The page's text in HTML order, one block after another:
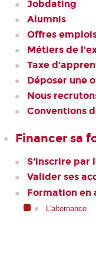
Jobdating
Alumnis
Offres
Métiers de
Taxe
Déposer une
Nous
Conventions
Financer sa
S'inscrire par
Valider ses
Formation en
L'alternance